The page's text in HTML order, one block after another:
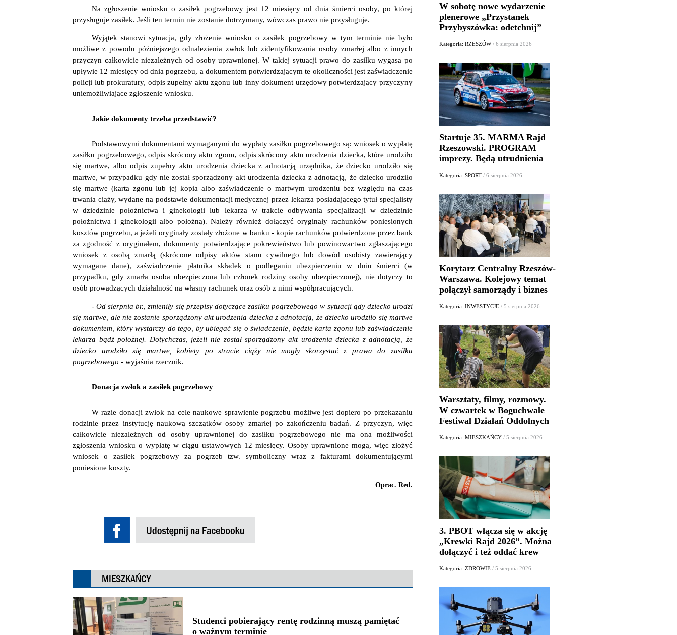
Na zgłoszenie wniosku o zasiłek pogrzebowy jest 12 miesięcy od dnia śmierci osoby, po której
przysługuje zasiłek. Jeśli ten termin nie zostanie dotrzymany, wówczas prawo nie przysługuje.
Wyjątek stanowi sytuacja, gdy złożenie wniosku o zasiłek pogrzebowy w tym terminie nie było
możliwe z powodu późniejszego odnalezienia zwłok lub zidentyfikowania osoby zmarłej albo z innych
przyczyn całkowicie niezależnych od osoby uprawnionej. W takiej sytuacji prawo do zasiłku wygasa po
upływie 12 miesięcy od dnia pogrzebu, a dokumentem potwierdzającym te okoliczności jest zaświadczenie
policji lub prokuratury, odpis zupełny aktu zgonu lub inny dokument urzędowy potwierdzający przyczyny
uniemożliwiające zgłoszenie wniosku.
Jakie dokumenty trzeba przedstawić?
Podstawowymi dokumentami wymaganymi do wypłaty zasiłku pogrzebowego są: wniosek o wypłatę
zasiłku pogrzebowego, odpis skrócony aktu zgonu, odpis skrócony aktu urodzenia dziecka, które urodziło
się martwe, albo odpis zupełny aktu urodzenia dziecka z adnotacją urzędnika, że dziecko urodziło się
martwe, w przypadku gdy nie został sporządzony akt urodzenia dziecka z adnotacją, że dziecko urodziło
się martwe (karta zgonu lub jej kopia albo zaświadczenie o martwym urodzeniu bez względu na czas
trwania ciąży, wydane na podstawie dokumentacji medycznej przez lekarza posiadającego tytuł specjalisty
w dziedzinie położnictwa i ginekologii lub lekarza w trakcie odbywania specjalizacji w dziedzinie
położnictwa i ginekologii albo położną). Należy również dołączyć oryginały rachunków poniesionych
kosztów pogrzebu, a jeżeli oryginały zostały złożone w banku - kopie rachunków potwierdzone przez bank
za zgodność z oryginałem, dokumenty potwierdzające pokrewieństwo lub powinowactwo zgłaszającego
wniosek z osobą zmarłą (skrócone odpisy aktów stanu cywilnego lub dowód osobisty zawierający
wymagane dane), zaświadczenie płatnika składek o podleganiu ubezpieczeniu w dniu śmierci (w
przypadku, gdy zmarła osoba ubezpieczona lub członek rodziny osoby ubezpieczonej), nie dotyczy to
osób prowadzących działalność na własny rachunek oraz osób z nimi współpracujących.
- Od sierpnia br., zmieniły się przepisy dotyczące zasiłku pogrzebowego w sytuacji gdy dziecko urodzi
się martwe, ale nie zostanie sporządzony akt urodzenia dziecka z adnotacją, że dziecko urodziło się martwe
dokumentem, który wystarczy do tego, by ubiegać się o świadczenie, będzie karta zgonu lub zaświadczenie
lekarza bądź położnej. Dotychczas, jeżeli nie został sporządzony akt urodzenia dziecka z adnotacją, że
dziecko urodziło się martwe, kobiety po stracie ciąży nie mogły skorzystać z prawa do zasiłku
pogrzebowego - wyjaśnia rzecznik.
Donacja zwłok a zasiłek pogrzebowy
W razie donacji zwłok na cele naukowe sprawienie pogrzebu możliwe jest dopiero po przekazaniu
rodzinie przez instytucję naukową szczątków osoby zmarłej po zakończeniu badań. Z przyczyn, więc
całkowicie niezależnych od osoby uprawnionej do zasiłku pogrzebowego nie ma ona możliwości
zgłoszenia wniosku o wypłatę w ciągu ustawowych 12 miesięcy. Osoby uprawnione mogą, więc złożyć
wniosek o zasiłek pogrzebowy za pogrzeb tzw. symboliczny wraz z fakturami dokumentującymi
poniesione koszty.
Oprac. Red.
MIESZKAŃCY
Studenci pobierający rentę rodzinną muszą pamiętać
o ważnym terminie
W sobotę nowe wydarzenie
plenerowe „Przystanek
Przybyszówka: odetchnij”
Kategoria: RZESZÓW/ 6 sierpnia 2026
Startuje 35. MARMA Rajd
Rzeszowski. PROGRAM
imprezy. Będą utrudnienia
Kategoria: SPORT / 6 sierpnia 2026
Korytarz Centralny Rzeszów-
Warszawa. Kolejowy temat
połączył samorządy i biznes
Kategoria: INWESTYCJE / 5 sierpnia 2026
Warsztaty, filmy, rozmowy.
W czwartek w Boguchwale
Festiwal Działań Oddolnych
Kategoria: MIESZKAŃCY / 5 sierpnia 2026
3. PBOT włącza się w akcję
„Krewki Rajd 2026”. Można
dołączyć i też oddać krew
Kategoria: ZDROWIE / 5 sierpnia 2026